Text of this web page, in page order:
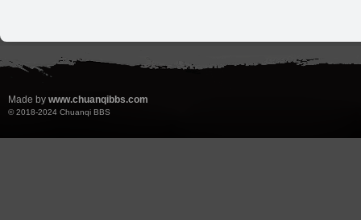
Made by www.chuanqibbs.com
© 2018-2024 Chuanqi BBS